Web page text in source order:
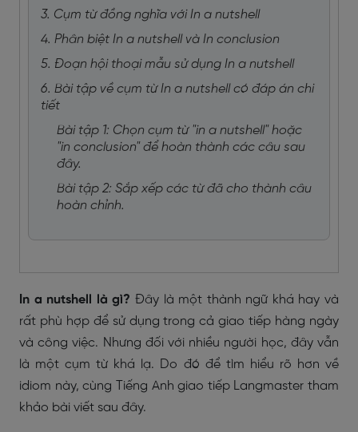
3. Cụm từ đồng nghĩa với In a nutshell
4. Phân biệt In a nutshell và In conclusion
5. Đoạn hội thoại mẫu sử dụng In a nutshell
6. Bài tập về cụm từ In a nutshell có đáp án chi
tiết
Bài tập 1: Chọn cụm từ "in a nutshell" hoặc
"in conclusion" để hoàn thành các câu sau
đây.
Bài tập 2: Sắp xếp các từ đã cho thành câu
hoàn chỉnh.
In a nutshell là gì? Đây là một thành ngữ khá hay và
rất phù hợp để sử dụng trong cả giao tiếp hàng ngày
và công việc. Nhưng đối với nhiều người học, đây vẫn
là một cụm từ khá lạ. Do đó để tìm hiểu rõ hơn về
idiom này, cùng Tiếng Anh giao tiếp Langmaster tham
khảo bài viết sau đây.